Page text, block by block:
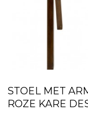
STOEL MET
ROZE KARE